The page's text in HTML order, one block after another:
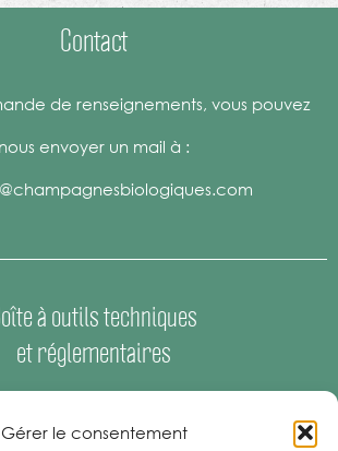
Gérer le consentement
Contact
de renseignements, vous pouvez
nous envoyer un mail à :
à outils techniques
et réglementaires
Presse